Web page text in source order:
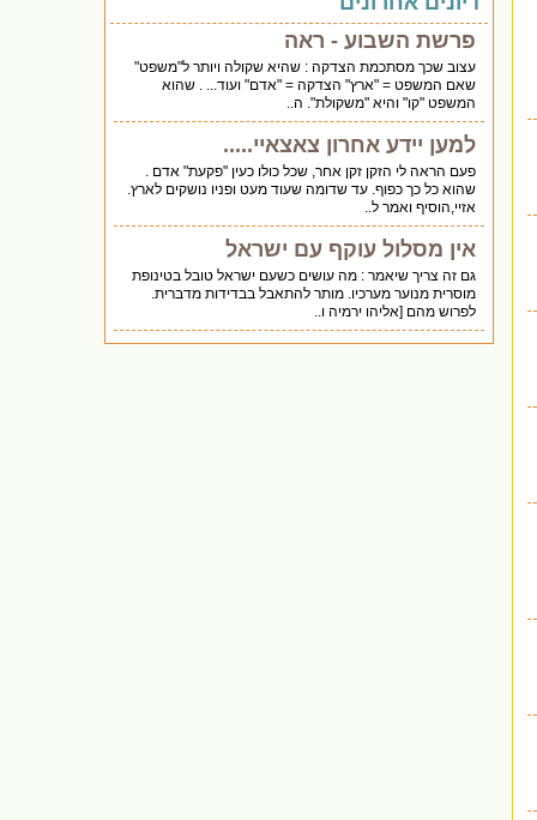
פרשת השבוע - ראה
עצוב שכך מסתכמת הצדקה : שהיא שקולה ויותר ל"משפט"
שאם המשפט = "ארץ" הצדקה = "אדם" ועוד... . שהוא
המשפט "קו" והיא "משקולת". ה..
למען יידע אחרון צאצאיי.....
פעם הראה לי הזקן זקן אחר, שכל כולו כעין "פקעת" אדם .
שהוא כל כך כפוף. עד שדומה שעוד מעט ופניו נושקים לארץ.
אזיי,הוסיף ואמר ל..
אין מסלול עוקף עם ישראל
גם זה צריך שיאמר : מה עושים כשעם ישראל טובל בטינופת
מוסרית מנוער מערכיו. מותר להתאבל בבדידות מדברית.
לפרוש מהם [אליהו ירמיה ו..